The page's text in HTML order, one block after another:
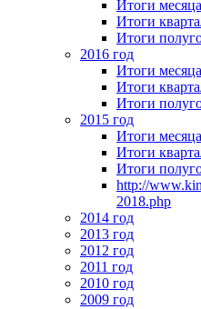
Итоги месяца
Итоги
Итоги
2016 год
Итоги месяца
Итоги
Итоги
2015 год
Итоги месяца
Итоги
Итоги
http://
2018.php
2014 год
2013 год
2012 год
2011 год
2010 год
2009 год